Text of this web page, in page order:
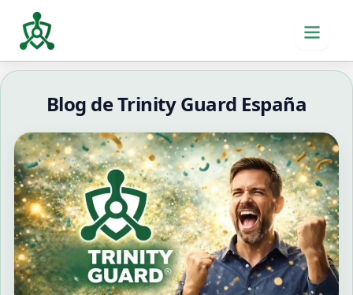
contenido
Blog de Trinity Guard España